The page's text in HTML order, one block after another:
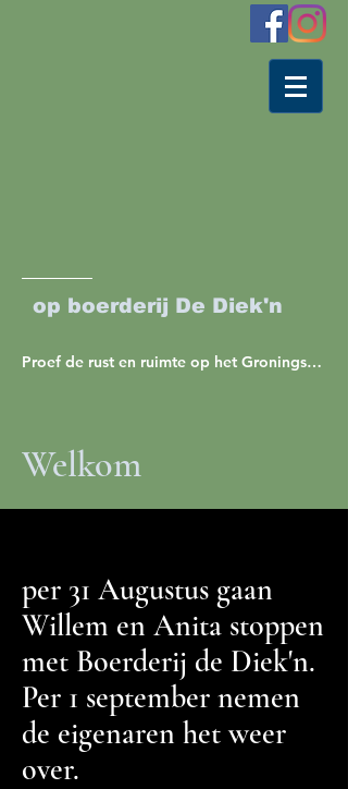
op boerderij De Diek'n
Proef de rust en ruimte op het Groningse
Welkom
per 31 Augustus gaan
Willem en Anita stoppen
met Boerderij de Diek'n.
Per 1 september nemen
de eigenaren het weer
over.